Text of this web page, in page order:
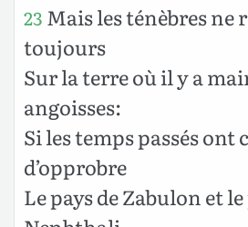
23 Mais les ténèbres ne
toujours
Sur la terre où il y a
angoisses:
Si les temps passés ont
d’opprobre
Le pays de Zabulon et le